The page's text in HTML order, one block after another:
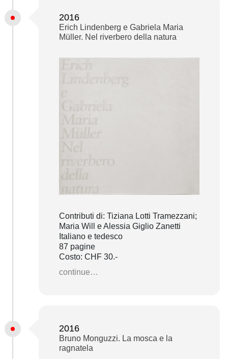
2016
Erich Lindenberg e Gabriela Maria
Müller. Nel riverbero della natura
Contributi di: Tiziana Lotti Tramezzani;
Maria Will e Alessia Giglio Zanetti
Italiano e tedesco
87 pagine
Costo: CHF 30.-
continue…
2016
Bruno Monguzzi. La mosca e la
ragnatela